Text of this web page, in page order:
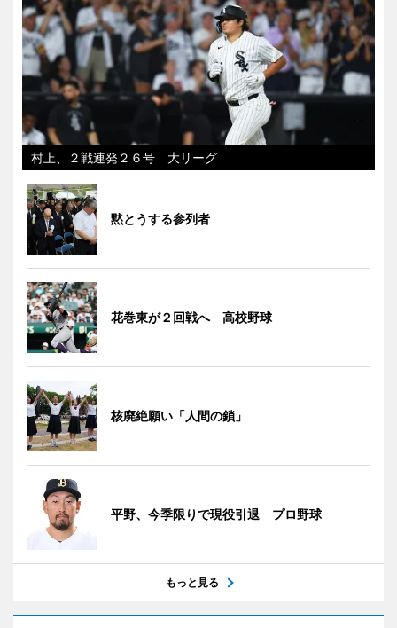
村上、２戦連発２６号 大リーグ
黙とうする参列者
花巻東が２回戦へ 高校野球
核廃絶願い「人間の鎖」
平野、今季限りで現役引退 プロ野球
もっと見る